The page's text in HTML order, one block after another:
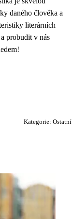
daného člověka a
literárních
probudit v nás
Kategorie: Ostatní